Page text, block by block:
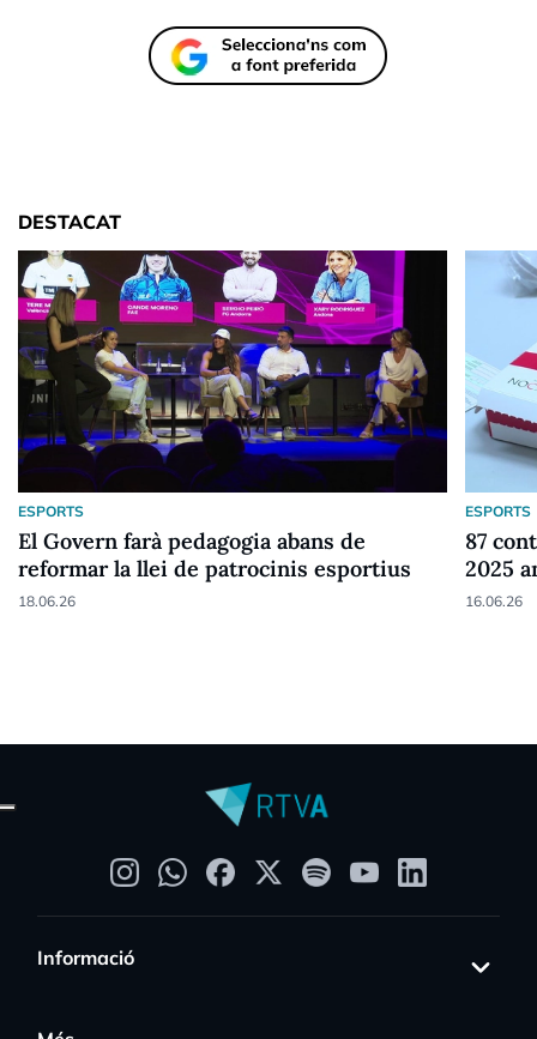
DESTACAT
ESPORTS
El Govern farà pedagogia abans de
reformar la llei de patrocinis esportius
18.06.26
ESPORTS
87
2025
16.06.26
Informació